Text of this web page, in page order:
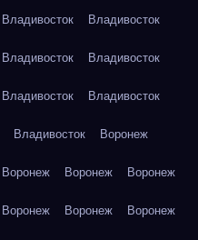
Владивосток Владивосток
Владивосток Владивосток
Владивосток Владивосток
Владивосток Воронеж
Воронеж Воронеж Воронеж
Воронеж Воронеж Воронеж